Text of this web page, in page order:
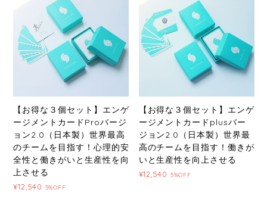
【お得な３個セット】エンゲ
ージメントカードProバージ
ョン2.0（日本製）世界最高
のチームを目指す！心理的安
全性と働きがいと生産性を向
上させる
¥12,540 5%OFF
【お得な３個セット】エンゲ
ージメントカードplusバー
ジョン2.0（日本製）世界最
高のチームを目指す！働きが
いと生産性を向上させる
¥12,540 5%OFF